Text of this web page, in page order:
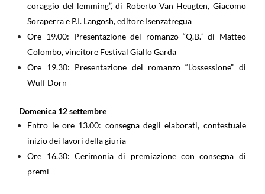
coraggio del lemming”, di Roberto Van Heugten, Giacomo
Soraperra e P.I. Langosh, editore Isenzatregua
Ore 19.00: Presentazione del romanzo “Q.B.” di Matteo
Colombo, vincitore Festival Giallo Garda
Ore 19.30: Presentazione del romanzo “L’ossessione” di
Wulf Dorn
Domenica 12 settembre
Entro le ore 13.00: consegna degli elaborati, contestuale
inizio dei lavori della giuria
Ore 16.30: Cerimonia di premiazione con consegna di
premi